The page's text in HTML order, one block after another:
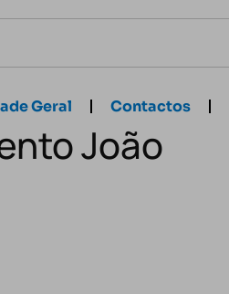
Geral Contactos
João